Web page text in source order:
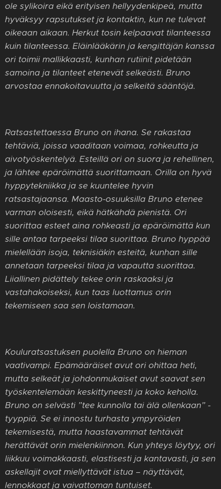
ole sylikoira eikä erityisen hellyydenkipeä, mutta
hyväksyy rapsutukset ja kontaktin, kun ne tulevat
oikeaan aikaan. Herkut tosin kelpaavat tilanteessa
kuin tilanteessa. Eläinlääkärin ja kengittäjän kanssa
ori toimii mallikkaasti, kunhan rutiinit pidetään
samoina ja tilanteet etenevät selkeästi. Bruno
arvostaa ennakoitavuutta ja selkeitä sääntöjä.
Ratsastettaessa Bruno on ihana. Se rakastaa
tehtäviä, joissa vaaditaan voimaa, rohkeutta ja
aivotyöskentelyä. Esteillä ori on suora ja rehellinen,
ja lähtee epäröimättä suorittamaan. Orilla on hyvä
hyppytekniikka ja se kuuntelee hyvin
ratsastajaansa. Maasto-osuuksilla Bruno etenee
varman oloisesti, eikä hätkähdä pienistä. Ori
suorittaa esteet aina rohkeasti ja epäröimättä kun
sille antaa tarpeeksi tilaa suorittaa. Bruno hyppää
mielellään isoja, teknisiäkin esteitä, kunhan sille
annetaan tarpeeksi tilaa ja vapautta suorittaa.
Liiallinen pidättely tekee orin raskaaksi ja
vastahakoiseksi, kun taas luottamus orin
tekemiseen saa sen loistamaan.
Kouluratsastuksen puolella Bruno on hieman
vaativampi. Epämääräiset avut ori ohittaa heti,
mutta selkeät ja johdonmukaiset avut saavat sen
työskentelemään keskittyneesti ja koko keholla.
Bruno on selvästi ”tee kunnolla tai älä ollenkaan” -
tyyppiä. Se ei innostu turhasta ympyröiden
tekemisestä, mutta haastavammat tehtävät
herättävät orin mielenkiinnon. Kun yhteys löytyy, ori
liikkuu voimakkaasti, elastisesti ja kantavasti, ja sen
askellajit ovat miellyttävät istua – näyttävät,
lennokkaat ja vaivattoman tuntuiset.